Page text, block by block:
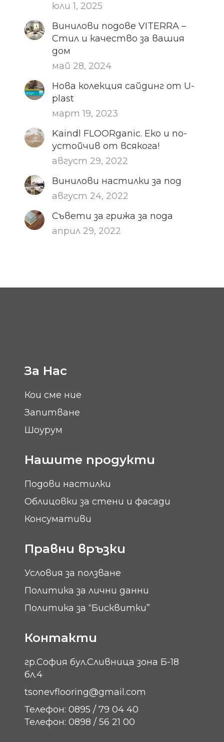
юли 1, 2025
Винилови подове VITERRA –
Стил и качество за вашия
дом
май 28, 2024
Нова колекция сайдинг от U-
plast
март 19, 2023
Kaindl FLOORganic. Еко и по-
устойчив от всякога!
август 29, 2022
Винилови настилки за под
август 24, 2022
Съвети за грижа за пода
април 29, 2022
За Нас
Кои сме ние
Запитване
Шоурум
Нашите продукти
Подови настилки
Облицовки за стени и фасади
Консумативи
Правни връзки
Условия за ползване
Политика за лични данни
Политика за “Бисквитки”
Контакти
гр.София бул.Сливница зона Б-18
бл.4
tsonevflooring@gmail.com
Телефон: 0895 / 79 04 40
Телефон: 0898 / 56 21 00